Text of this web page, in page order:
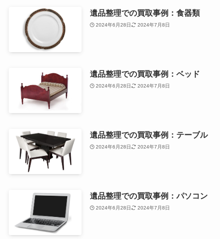
遺品整理での買取事例：食器類
2024年6月28日 2024年7月8日
遺品整理での買取事例：ベッド
2024年6月28日 2024年7月8日
遺品整理での買取事例：テーブル
2024年6月28日 2024年7月8日
遺品整理での買取事例：パソコン
2024年6月28日 2024年7月8日